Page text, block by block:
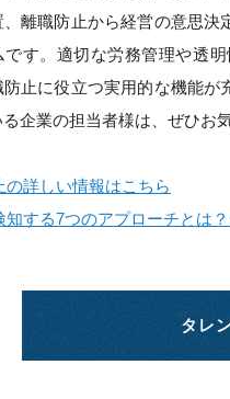
、離職防止から経営の意思
です。適切な労務管理や透
止に役立つ実用的な機能
る企業の担当者様は、ぜひお
の詳しい情報はこちら
知する7つのアプローチとは
タレ